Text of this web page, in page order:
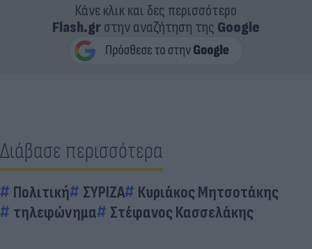
Κάνε κλικ και δες περισσότερο
Flash.grστην αναζήτηση της Google
Διάβασε περισσότερα
Πολιτική ΣΥΡΙΖΑ
Κυριάκος Μητσοτάκης
τηλεφώνημα
Στέφανος Κασσελάκης